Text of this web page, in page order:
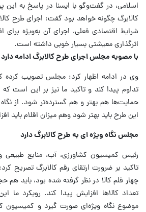
اسلامی، در گفت‌وگو با ایسنا در پاسخ به
کالابرگ چگونه خواهد بود گفت: اجرای طرح
شرایط اقتصادی فعلی، اجرای آن به‌ویژه برای
اثرگذاری معیشتی بسیار خوبی داشته است.
با مصوبه مجلس اجرای طرح کالابرگ ادامه دارد
وی در ادامه اظهار کرد: مجلس تصویب کرده
تداوم پیدا کند و تاکید ما نیز بر این است
حمایت‌ها هم بهتر و هم گسترده‌تر شود. از
این طرح باید بهتر شود وهم میزان اقلام باید
مجلس نگاه ویژه ای به طرح کالابرگ دارد
رئیس کمیسیون کشاورزی، آب، منابع
تاکید بر ضرورت ارتقای رقم کالابرگ تصریح
چهار قلم کالا در نظر گرفته شده بود، باید
تعداد کالاها افزایش پیدا کند. رویکرد
موضوع نگاه ویژه‌ای صورت گیرد و کمیسیون